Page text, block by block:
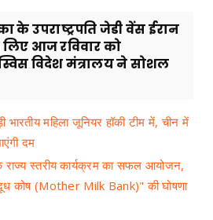
के उपराष्ट्रपति जेडी वेंस ईरान
आज रविवार को
विदेश मंत्रालय ने सोशल
भारतीय महिला जूनियर हॉकी टीम में, चीन में
दम
राज्य स्तरीय कार्यक्रम का सफल आयोजन,
कोष (Mother Milk Bank)" की घोषणा